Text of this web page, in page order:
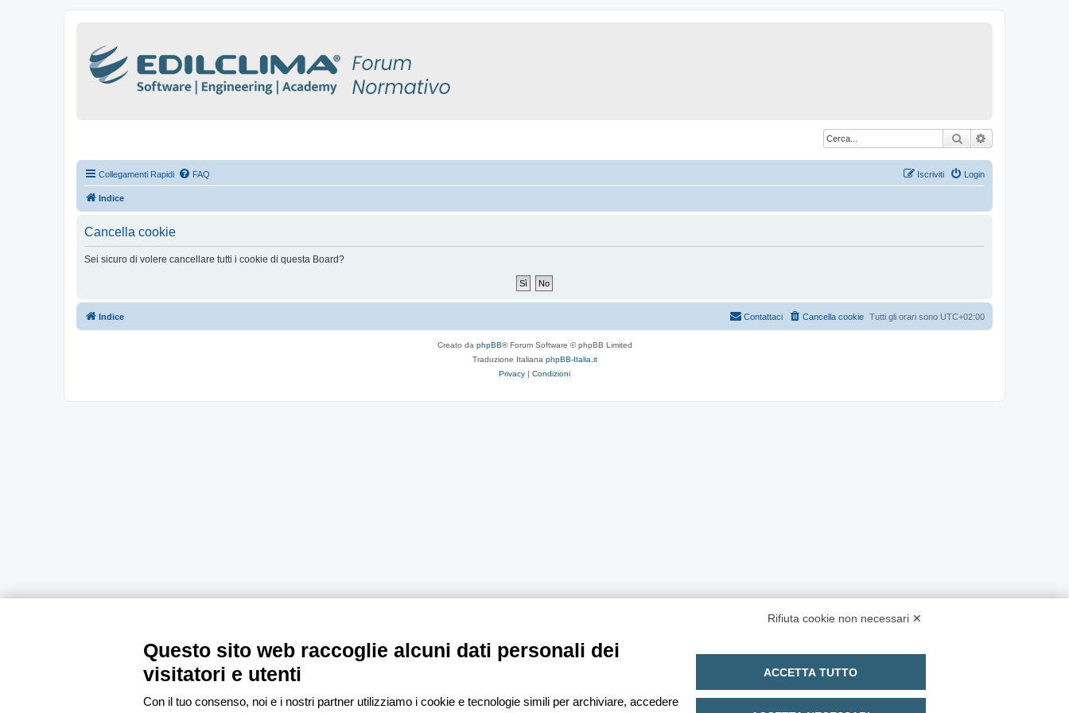
Cerca
Collegamenti Rapidi FAQ Login
Iscriviti
Indice
Cancella cookie
Sei sicuro di volere cancellare tutti i cookie di questa Board?
Indice Tutti gli orari sono UTC+02:00
Cancella cookie
Contattaci
Creato da phpBB® Forum Software © phpBB Limited
Traduzione Italiana phpBB-Italia.it
Privacy | Condizioni
Rifiuta cookie non necessari ✕
Questo sito web raccoglie alcuni dati personali dei
visitatori e utenti
Con il tuo consenso, noi e i nostri partner utilizziamo i cookie e tecnologie simili per archiviare, accedere
ACCETTA TUTTO